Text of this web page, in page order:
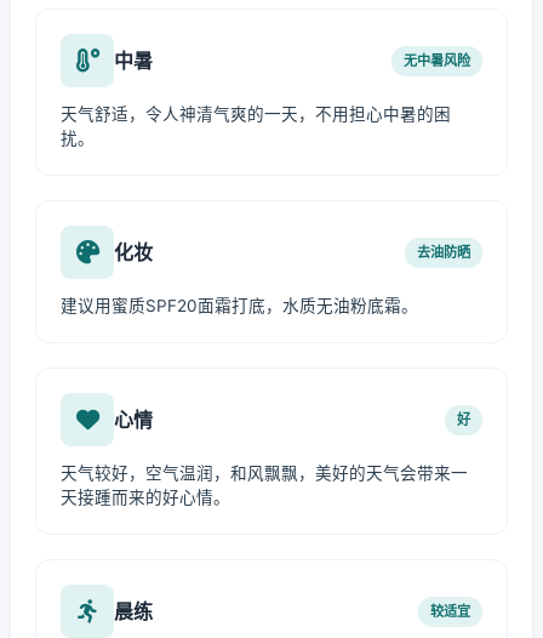
中暑 无中暑风险
天气舒适，令人神清气爽的一天，不用担心中暑的困
扰。
化妆 去油防晒
建议用蜜质SPF20面霜打底，水质无油粉底霜。
心情 好
天气较好，空气温润，和风飘飘，美好的天气会带来一
天接踵而来的好心情。
晨练 较适宜